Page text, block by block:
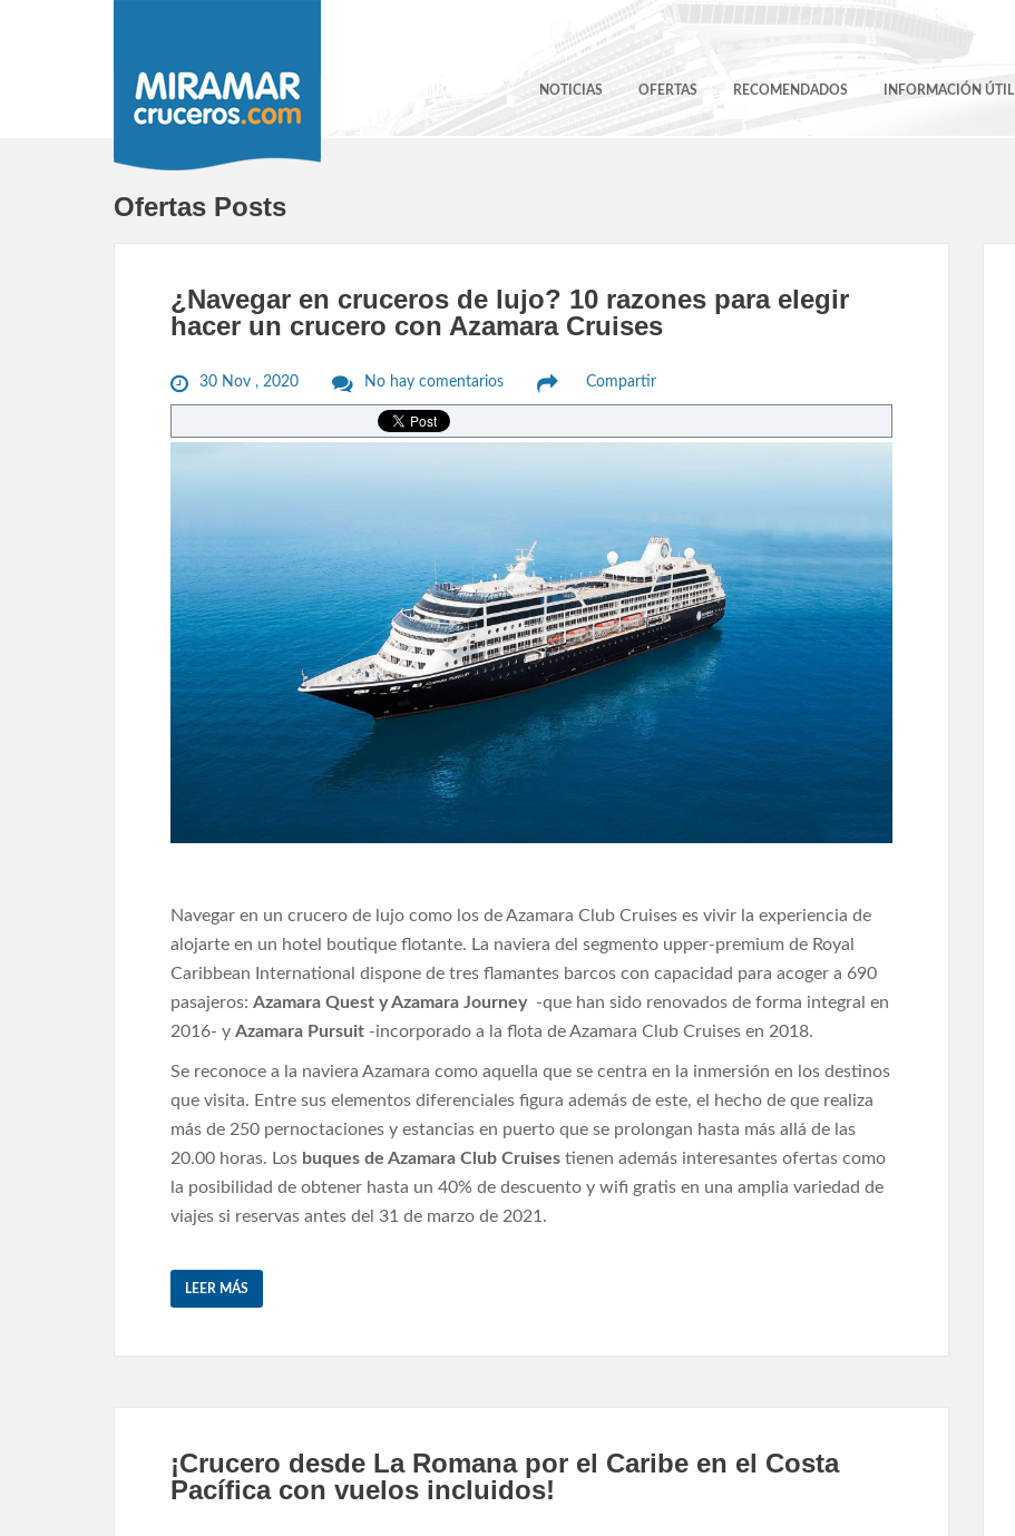
NOTICIAS OFERTAS RECOMENDADOS INFORMACIÓN ÚTIL
Ofertas Posts
¿Navegar en cruceros de lujo? 10 razones para elegir
hacer un crucero con Azamara Cruises
30 Nov , 2020 No hay comentarios Compartir
Navegar en un crucero de lujo como los de Azamara Club Cruises es vivir la experiencia de
alojarte en un hotel boutique flotante. La naviera del segmento upper-premium de Royal
Caribbean International dispone de tres flamantes barcos con capacidad para acoger a 690
pasajeros: Azamara Quest y Azamara Journey-que han sido renovados de forma integral en
2016- y Azamara Pursuit -incorporado a la flota de Azamara Club Cruises en 2018.
Se reconoce a la naviera Azamara como aquella que se centra en la inmersión en los destinos
que visita. Entre sus elementos diferenciales figura además de este, el hecho de que realiza
más de 250 pernoctaciones y estancias en puerto que se prolongan hasta más allá de las
20.00 horas. Los buques de Azamara Club Cruises tienen además interesantes ofertas como
la posibilidad de obtener hasta un 40% de descuento y wifi gratis en una amplia variedad de
viajes si reservas antes del 31 de marzo de 2021.
LEER MÁS
¡Crucero desde La Romana por el Caribe en el Costa
Pacífica con vuelos incluidos!